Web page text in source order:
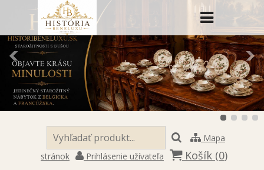
Mapa
stránok
Prihlásenie užívateľa Košík (0)